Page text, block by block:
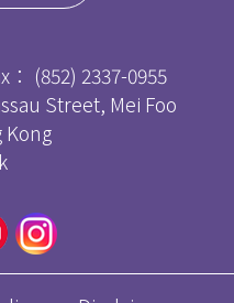
： (852) 2337-0955
Street, Mei Foo
Kong